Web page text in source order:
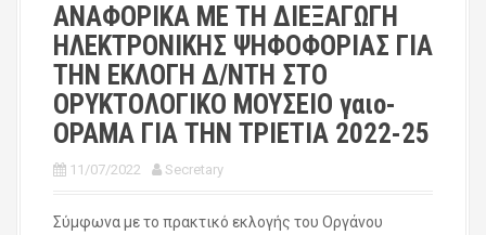
ΑΝΑΦΟΡΙΚΑ ΜΕ ΤΗ ΔΙΕΞΑΓΩΓΗ
ΗΛΕΚΤΡΟΝΙΚΗΣ ΨΗΦΟΦΟΡΙΑΣ ΓΙΑ
ΤΗΝ ΕΚΛΟΓΗ Δ/ΝΤΗ ΣΤΟ
ΟΡΥΚΤΟΛΟΓΙΚΟ ΜΟΥΣΕΙΟ γαιο-
ΟΡΑΜΑ ΓΙΑ ΤΗΝ ΤΡΙΕΤΙΑ 2022-25
11/07/2022 Secretary
Σύμφωνα με το πρακτικό εκλογής του Οργάνου